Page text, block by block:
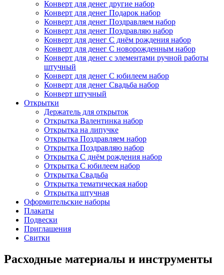
Конверт для денег другие набор
Конверт для денег Подарок набор
Конверт для денег Поздравляем набор
Конверт для денег Поздравляю набор
Конверт для денег С днём рождения набор
Конверт для денег С новорожденным набор
Конверт для денег с элементами ручной работы
штучный
Конверт для денег С юбилеем набор
Конверт для денег Свадьба набор
Конверт штучный
Открытки
Держатель для открыток
Открытка Валентинка набор
Открытка на липучке
Открытка Поздравляем набор
Открытка Поздравляю набор
Открытка С днём рождения набор
Открытка С юбилеем набор
Открытка Свадьба
Открытка тематическая набор
Открытка штучная
Оформительские наборы
Плакаты
Подвески
Приглашения
Свитки
Расходные материалы и инструменты